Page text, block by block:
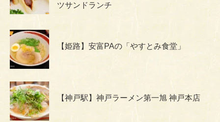
ツサンドランチ
【姫路】安富PAの「やすとみ食堂」
【神戸駅】神戸ラーメン第一旭 神戸本店